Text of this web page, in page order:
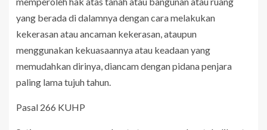
yang berada di dalamnya dengan cara melakukan
kekerasan atau ancaman kekerasan, ataupun
menggunakan kekuasaannya atau keadaan yang
memudahkan dirinya, diancam dengan pidana penjara
paling lama tujuh tahun.
Pasal 266 KUHP